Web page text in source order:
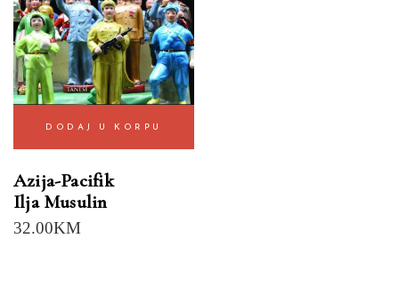
DODAJ U KORPU
Azija-Pacifik
Ilja Musulin
32.00KM